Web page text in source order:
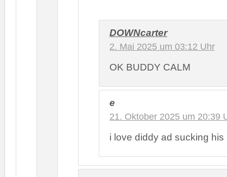
DOWNcarter
2. Mai 2025 um 03:12 Uhr
OK BUDDY CALM
e
21. Oktober 2025 um 20:39
i love diddy ad sucking his